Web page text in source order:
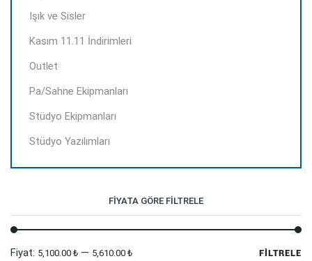
Işık ve Sisler
Kasım 11.11 İndirimleri
Outlet
Pa/Sahne Ekipmanları
Stüdyo Ekipmanları
Stüdyo Yazılımları
FIYATA GÖRE FILTRELE
En
En
FILTRELE
Fiyat: 5,100.00 ₺ — 5,610.00 ₺